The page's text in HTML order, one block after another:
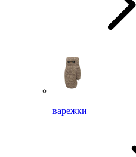
варежки